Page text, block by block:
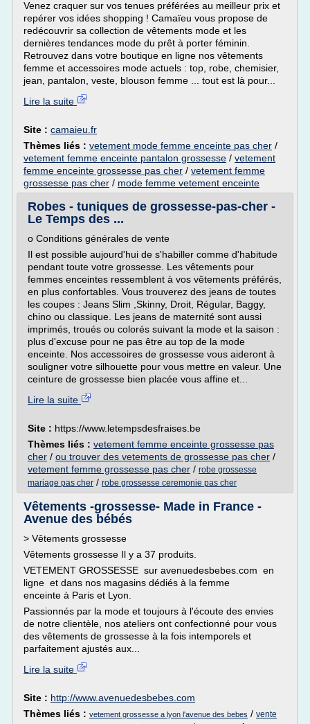
Venez craquer sur vos tenues préférées au meilleur prix et
repérer vos idées shopping ! Camaïeu vous propose de
redécouvrir sa collection de vêtements mode et les
dernières tendances mode du prêt à porter féminin.
Retrouvez dans votre boutique en ligne nos vêtements
femme et accessoires mode actuels : top, robe, chemisier,
jean, pantalon, veste, blouson femme ... tout est là pour...
Lire la suite
Site : camaieu.fr
Thèmes liés : vetement mode femme enceinte pas cher /
vetement femme enceinte pantalon grossesse / vetement
femme enceinte grossesse pas cher / vetement femme
grossesse pas cher / mode femme vetement enceinte
Robes - tuniques de grossesse-pas-cher -
Le Temps des ...
o Conditions générales de vente
Il est possible aujourd'hui de s'habiller comme d'habitude
pendant toute votre grossesse. Les vêtements pour
femmes enceintes ressemblent à vos vêtements préférés,
en plus confortables. Vous trouverez des jeans de toutes
les coupes : Jeans Slim ,Skinny, Droit, Régular, Baggy,
chino ou classique. Les jeans de maternité sont aussi
imprimés, troués ou colorés suivant la mode et la saison :
plus d'excuse pour ne pas être au top de la mode
enceinte. Nos accessoires de grossesse vous aideront à
souligner votre silhouette pour vous mettre en valeur. Une
ceinture de grossesse bien placée vous affine et...
Lire la suite
Site : https://www.letempsdesfraises.be
Thèmes liés : vetement femme enceinte grossesse pas
cher / ou trouver des vetements de grossesse pas cher /
vetement femme grossesse pas cher / robe grossesse
mariage pas cher / robe grossesse ceremonie pas cher
Vêtements -grossesse- Made in France -
Avenue des bébés
> Vêtements grossesse
Vêtements grossesse Il y a 37 produits.
VETEMENT GROSSESSE sur avenuedesbebes.com en
ligne et dans nos magasins dédiés à la femme
enceinte à Paris et Lyon.
Passionnés par la mode et toujours à l'écoute des envies
de notre clientèle, nos ateliers ont confectionné pour vous
des vêtements de grossesse à la fois intemporels et
parfaitement ajustés aux...
Lire la suite
Site : http://www.avenuedesbebes.com
Thèmes liés : vetement grossesse a lyon l'avenue des bebes / vente